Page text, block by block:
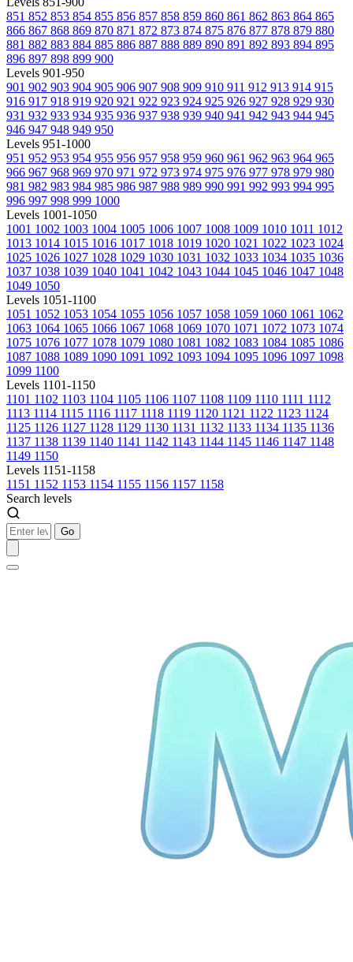
851 852 853 854 855 856 857 858 859 860 861 862 863 864 865
866 867 868 869 870 871 872 873 874 875 876 877 878 879 880
881 882 883 884 885 886 887 888 889 890 891 892 893 894 895
896 897 898 899 900
Levels 901-950
901 902 903 904 905 906 907 908 909 910 911 912 913 914 915
916 917 918 919 920 921 922 923 924 925 926 927 928 929 930
931 932 933 934 935 936 937 938 939 940 941 942 943 944 945
946 947 948 949 950
Levels 951-1000
951 952 953 954 955 956 957 958 959 960 961 962 963 964 965
966 967 968 969 970 971 972 973 974 975 976 977 978 979 980
981 982 983 984 985 986 987 988 989 990 991 992 993 994 995
996 997 998 999 1000
Levels 1001-1050
1001 1002 1003 1004 1005 1006 1007 1008 1009 1010 1011 1012
1013 1014 1015 1016 1017 1018 1019 1020 1021 1022 1023 1024
1025 1026 1027 1028 1029 1030 1031 1032 1033 1034 1035 1036
1037 1038 1039 1040 1041 1042 1043 1044 1045 1046 1047 1048
1049 1050
Levels 1051-1100
1051 1052 1053 1054 1055 1056 1057 1058 1059 1060 1061 1062
1063 1064 1065 1066 1067 1068 1069 1070 1071 1072 1073 1074
1075 1076 1077 1078 1079 1080 1081 1082 1083 1084 1085 1086
1087 1088 1089 1090 1091 1092 1093 1094 1095 1096 1097 1098
1099 1100
Levels 1101-1150
1101 1102 1103 1104 1105 1106 1107 1108 1109 1110 1111 1112
1113 1114 1115 1116 1117 1118 1119 1120 1121 1122 1123 1124
1125 1126 1127 1128 1129 1130 1131 1132 1133 1134 1135 1136
1137 1138 1139 1140 1141 1142 1143 1144 1145 1146 1147 1148
1149 1150
Levels 1151-1158
1151 1152 1153 1154 1155 1156 1157 1158
Search levels
Go